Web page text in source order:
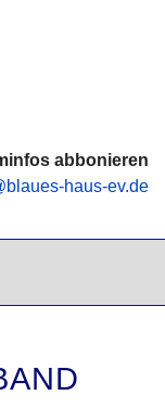
abbonieren
haus-ev.de